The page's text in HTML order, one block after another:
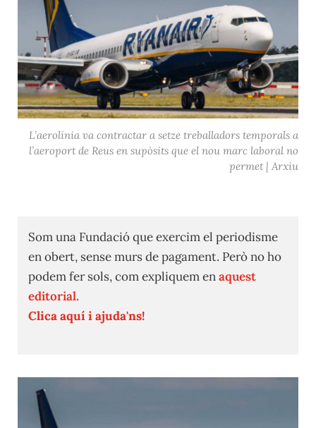
L’aerolínia va contractar a setze treballadors temporals a
l’aeroport de Reus en supòsits que el nou marc laboral no
permet | Arxiu
Som una Fundació que exercim el periodisme
en obert, sense murs de pagament. Però no ho
podem fer sols, com expliquem enaquest
editorial.
Clica aquí i ajuda'ns!